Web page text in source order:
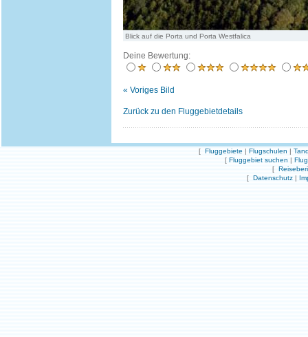
Blick auf die Porta und Porta Westfalica
Deine Bewertung:
« Voriges Bild
Zurück zu den Fluggebietdetails
[ Fluggebiete | Flugschulen |
[ Fluggebiet suchen |
[
[ Datenschutz |